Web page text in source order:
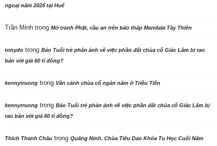
ngoại năm 2025 tại Huế
Trần Minh trong Mở tranh Phật, cầu an trên bảo tháp Mandala Tây Thiên
tonydo trong Báo Tuổi trẻ phản ảnh về việc phần đất chùa cổ Giác Lâm bị rao
bán với giá 60 tỉ đồng?
kennytruong trong Vãn cảnh chùa cổ ngàn năm ở Triều Tiên
kennytruong trong Báo Tuổi trẻ phản ảnh về việc phần đất chùa cổ Giác Lâm bị
rao bán với giá 60 tỉ đồng?
Thích Thanh Châu trong Quảng Ninh. Chùa Tiêu Dao Khóa Tu Học Cuối Năm